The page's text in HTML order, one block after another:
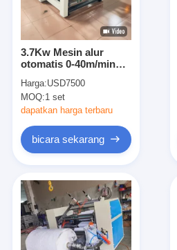
Tentang kami
Tur Pabrik
Hubungi kami
Laser cutting mesin
3.7Kw Mesin alur
otomatis 0-40m/min
Harga:USD7500
MOQ:1 set
dapatkan harga terbaru
bicara sekarang